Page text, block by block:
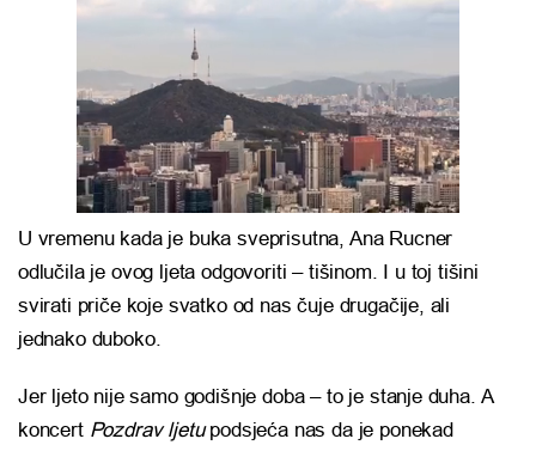
U vremenu kada je buka sveprisutna, Ana Rucner
odlučila je ovog ljeta odgovoriti – tišinom. I u toj tišini
svirati priče koje svatko od nas čuje drugačije, ali
jednako duboko.
Jer ljeto nije samo godišnje doba – to je stanje duha. A
koncert Pozdrav ljetupodsjeća nas da je ponekad